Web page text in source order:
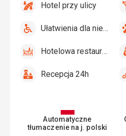
Automatyczne
tłumaczenie na j. polski
Hotel
ulicy
Hotel przy ulicy
tak
Ułatwienia
niepełnosprawnych
Ułatwienia dla niepełnosprawnych
tak
Hotelowa
Hotelowa restauracja
tak
RecepcjaRecepcja 24h
tak